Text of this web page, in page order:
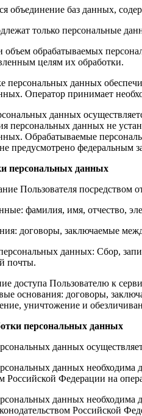
объединение баз данных,
только персональные
объем обрабатываемых
целям их обработки.
персональных данных
Оператор принимает
данных
персональных данных не
Обрабатываемые
предусмотрено федеральным
персональных данных
Пользователя посредством
фамилия, имя, отчество,
договоры, заключаемые
данных: Сбор,
почты.
доступа Пользователю к
основания: договоры,
уничтожение и
персональных данных
данных
данных
Российской Федерации на
данных необходима
Российской